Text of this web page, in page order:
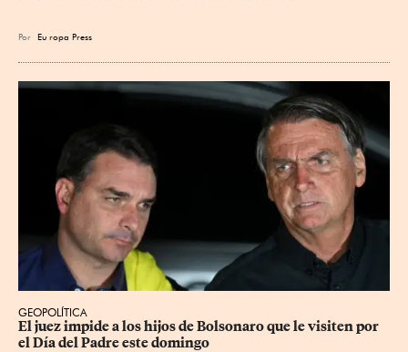
Por Eu ropa Press
GEOPOLÍTICA
El juez impide a los hijos de Bolsonaro que le visiten por
el Día del Padre este domingo